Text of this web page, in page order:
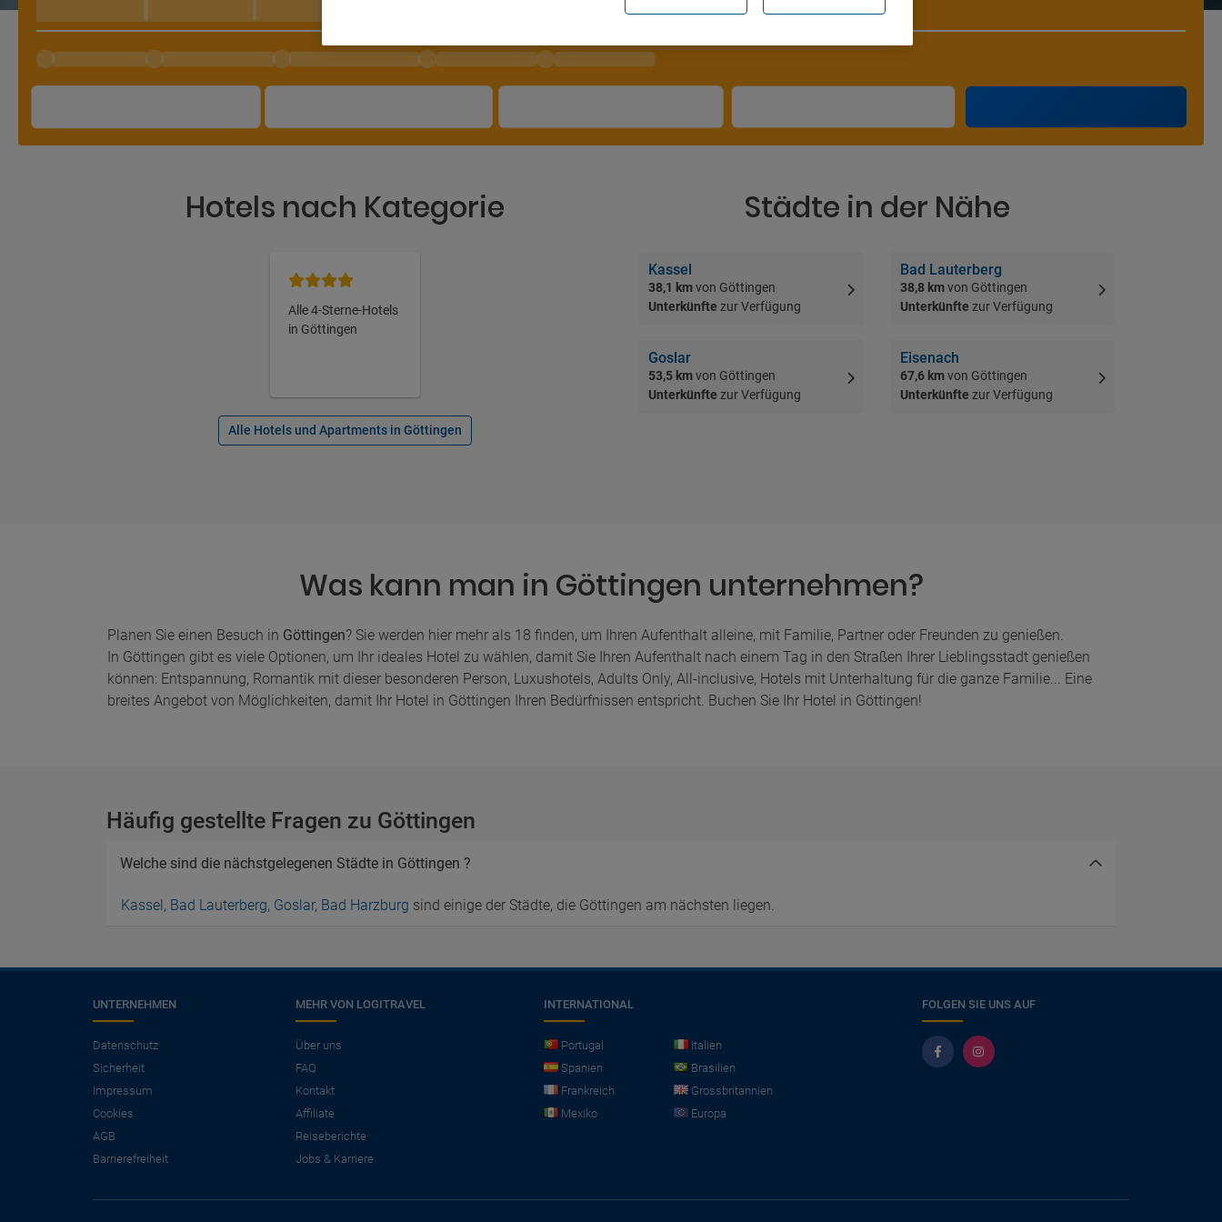
Hotels nach Kategorie
Alle 4-Sterne-Hotels
in Göttingen
Alle Hotels und Apartments in Göttingen
Städte in der Nähe
Kassel
38,1 kmvon Göttingen
Unterkünfte zur Verfügung
Bad Lauterberg
38,8 kmvon Göttingen
Unterkünfte zur Verfügung
Goslar
53,5 kmvon Göttingen
Unterkünfte zur Verfügung
Eisenach
67,6 kmvon Göttingen
Unterkünfte zur Verfügung
Was kann man in Göttingen unternehmen?
Planen Sie einen Besuch in Göttingen? Sie werden hier mehr als 18 finden, um Ihren Aufenthalt alleine, mit Familie, Partner oder Freunden zu genießen.
In Göttingen gibt es viele Optionen, um Ihr ideales Hotel zu wählen, damit Sie Ihren Aufenthalt nach einem Tag in den Straßen Ihrer Lieblingsstadt genießen
können: Entspannung, Romantik mit dieser besonderen Person, Luxushotels, Adults Only, All-inclusive, Hotels mit Unterhaltung für die ganze Familie... Eine
breites Angebot von Möglichkeiten, damit Ihr Hotel in Göttingen Ihren Bedürfnissen entspricht. Buchen Sie Ihr Hotel in Göttingen!
Häufig gestellte Fragen zu Göttingen
Welche sind die nächstgelegenen Städte in Göttingen ?
Kassel, Bad Lauterberg, Goslar, Bad Harzburg sind einige der Städte, die Göttingen am nächsten liegen.
UNTERNEHMEN
Datenschutz
Sicherheit
Impressum
Cookies
AGB
Barrierefreiheit
MEHR VON LOGITRAVEL
Über uns
FAQ
Kontakt
Affiliate
Reiseberichte
Jobs & Karriere
INTERNATIONAL
Portugal
Italien
Spanien
Brasilien
Frankreich
Grossbritannien
Mexiko
Europa
FOLGEN SIE UNS AUF